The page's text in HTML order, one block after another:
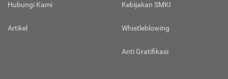
Hubungi Kami
Artikel
Kebijakan SMKI
Whistleblowing
Anti Gratifikasi